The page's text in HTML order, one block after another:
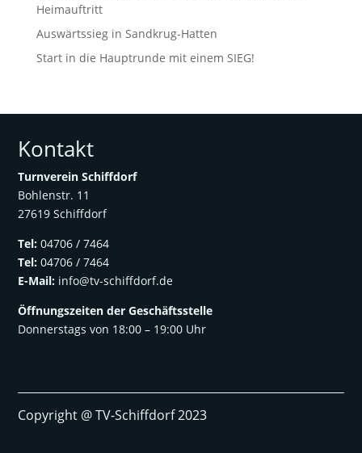
Heimauftritt
Auswärtssieg in Sandkrug-Hatten
Start in die Hauptrunde mit einem SIEG!
Kontakt
Turnverein Schiffdorf
Bohlenstr. 11
27619 Schiffdorf
Tel:04706 / 7464
Tel:04706 / 7464
E-Mail: info@tv-schiffdorf.de
Öffnungszeiten derGeschäftsstelle
Donnerstags von 18:00 – 19:00 Uhr
Copyright @ TV-Schiffdorf 2023